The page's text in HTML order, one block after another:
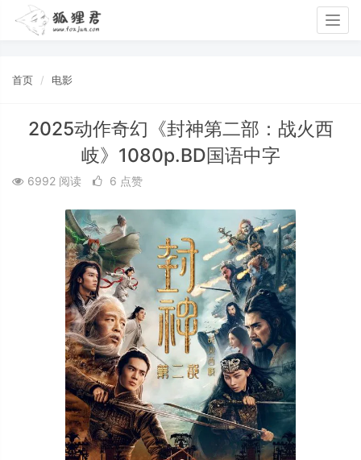
首页 电影
2025动作奇幻《封神第二部：战火西
岐》1080p.BD国语中字
6992 阅读 6 点赞